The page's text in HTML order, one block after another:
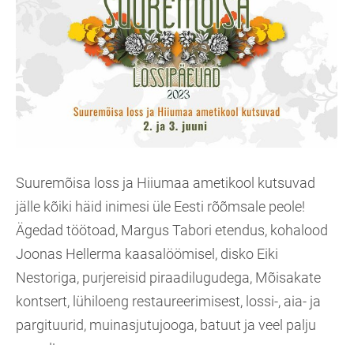
Suuremõisa loss ja Hiiumaa ametikool kutsuvad
jälle kõiki häid inimesi üle Eesti rõõmsale peole!
Ägedad töötoad, Margus Tabori etendus, kohalood
Joonas Hellerma kaasalöömisel, disko Eiki
Nestoriga, purjereisid piraadilugudega, Mõisakate
kontsert, lühiloeng restaureerimisest, lossi-, aia- ja
pargituurid, muinasjutujooga, batuut ja veel palju